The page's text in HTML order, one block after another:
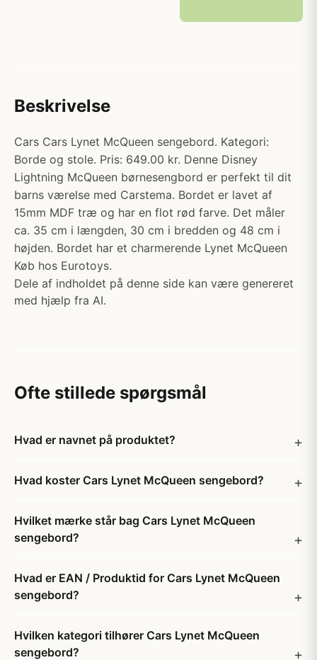
Beskrivelse
Cars Cars Lynet McQueen sengebord. Kategori:
Borde og stole. Pris: 649.00 kr. Denne Disney
Lightning McQueen børnesengbord er perfekt til dit
barns værelse med Carstema. Bordet er lavet af
15mm MDF træ og har en flot rød farve. Det måler
ca. 35 cm i længden, 30 cm i bredden og 48 cm i
højden. Bordet har et charmerende Lynet McQueen
Køb hos Eurotoys.
Dele af indholdet på denne side kan være genereret
med hjælp fra AI.
Ofte stillede spørgsmål
Hvad er navnet på produktet?
Hvad koster Cars Lynet McQueen sengebord?
Hvilket mærke står bag Cars Lynet McQueen
sengebord?
Hvad er EAN / Produktid for Cars Lynet McQueen
sengebord?
Hvilken kategori tilhører Cars Lynet McQueen
sengebord?